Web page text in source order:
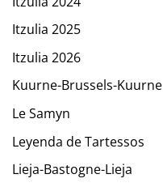
Itzulia 2025
Itzulia 2026
Kuurne-Brussels-Kuurne
Le Samyn
Leyenda de Tartessos
Lieja-Bastogne-Lieja